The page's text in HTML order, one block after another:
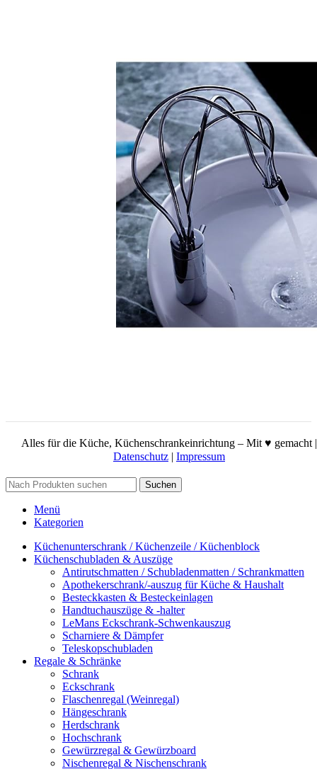
Alles für die Küche, Küchenschrankeinrichtung – Mit ♥ gemacht |
Datenschutz | Impressum
Suchen
Menü
Kategorien
Küchenunterschrank / Küchenzeile / Küchenblock
Küchenschubladen & Auszüge
Antirutschmatten / Schubladenmatten / Schrankmatten
Apothekerschrank/-auszug für Küche & Haushalt
Besteckkasten & Besteckeinlagen
Handtuchauszüge & -halter
LeMans Eckschrank-Schwenkauszug
Scharniere & Dämpfer
Teleskopschubladen
Regale & Schränke
Schrank
Eckschrank
Flaschenregal (Weinregal)
Hängeschrank
Herdschrank
Hochschrank
Gewürzregal & Gewürzboard
Nischenregal & Nischenschrank